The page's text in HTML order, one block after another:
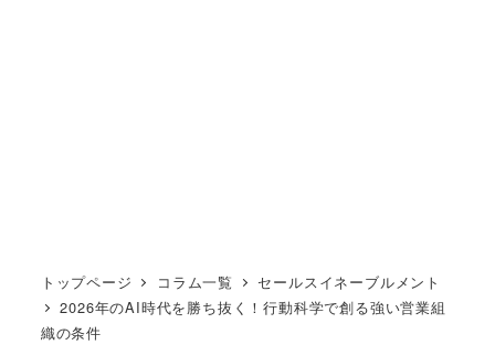
トップページ コラム一覧
セールスイネーブルメント
2026年のAI時代を勝ち抜く！行動科学で創る強い営業組
織の条件